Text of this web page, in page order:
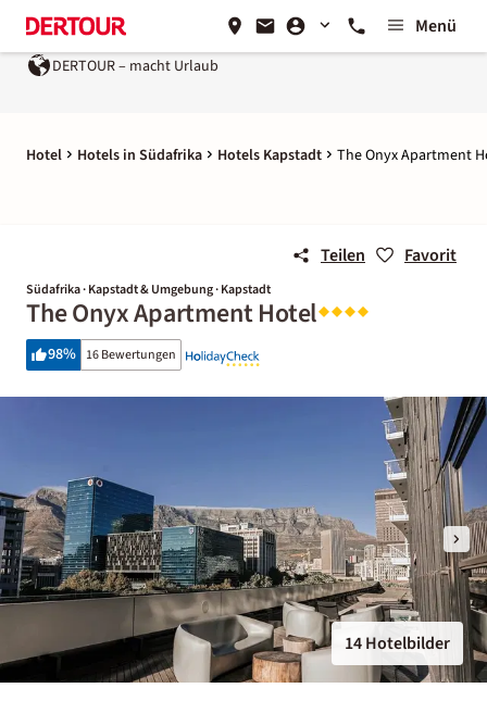
Menü
DERTOUR – macht Urlaub
Hotel Hotels in Südafrika Hotels Kapstadt The Onyx Apartment
Teilen Favorit
Südafrika · Kapstadt & Umgebung · Kapstadt
The Onyx Apartment Hotel
98% 16 Bewertungen
14 Hotelbilder